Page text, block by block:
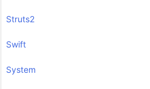
Struts2
Swift
System